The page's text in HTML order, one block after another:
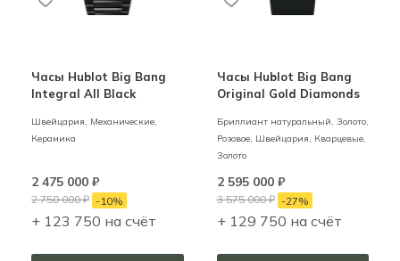
Часы Hublot Big Bang
Integral All Black
Швейцария, Механические,
Керамика
2 475 000 ₽
2 750 000₽ -10%
+ 123 750 на счёт
Часы Hublot Big Bang
Original Gold Diamonds
Бриллиант натуральный, Золото,
Розовое, Швейцария,
Кварцевые,
Золото
2 595 000₽
3 575 000₽ -27%
+ 129 750 на счёт